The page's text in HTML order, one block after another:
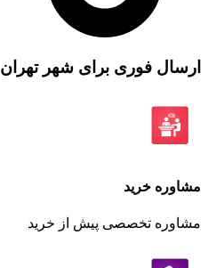
ارسال فوری برای شهر تهران
مشاوره خرید
مشاوره تخصصی پیش از خرید